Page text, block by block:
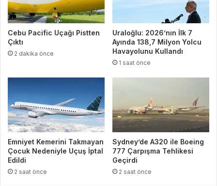
Cebu Pacific Uçağı Pistten
Çıktı
2 dakika önce
Uraloğlu: 2026’nın İlk 7
Ayında 138,7 Milyon Yolcu
Havayolunu Kullandı
1 saat önce
Emniyet Kemerini Takmayan
Çocuk Nedeniyle Uçuş İptal
Edildi
2 saat önce
Sydney’de A320 ile Boeing
777 Çarpışma Tehlikesi
Geçirdi
2 saat önce